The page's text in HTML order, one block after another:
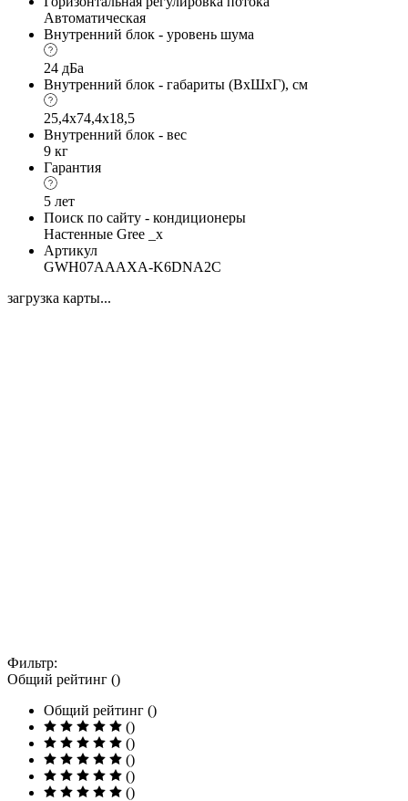
Автоматическая
Внутренний блок - уровень шума
24 дБа
Внутренний блок - габариты (ВхШхГ), см
25,4х74,4х18,5
Внутренний блок - вес
9 кг
Гарантия
5 лет
Поиск по сайту - кондиционеры
Настенные Gree _x
Артикул
GWH07AAAXA-K6DNA2C
загрузка карты...
Фильтр:
Общий рейтинг ()
Общий рейтинг ()
()
()
()
()
()